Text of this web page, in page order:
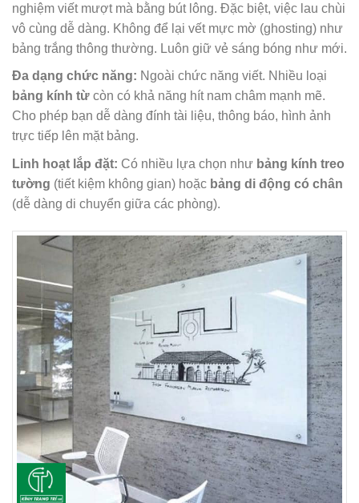
nghiệm viết mượt mà bằng bút lông. Đặc biệt, việc lau chùi
vô cùng dễ dàng. Không để lại vết mực mờ (ghosting) như
bảng trắng thông thường. Luôn giữ vẻ sáng bóng như mới.
Đa dạng chức năng: Ngoài chức năng viết. Nhiều loại
bảng kính từ còn có khả năng hít nam châm mạnh mẽ.
Cho phép bạn dễ dàng đính tài liệu, thông báo, hình ảnh
trực tiếp lên mặt bảng.
Linh hoạt lắp đặt: Có nhiều lựa chọn như bảng kính treo
tường (tiết kiệm không gian) hoặc bảng di động có chân
(dễ dàng di chuyển giữa các phòng).